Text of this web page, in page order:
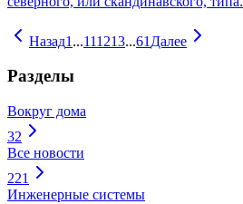
Назад1 ...111213...61 Далее
Разделы
Вокруг дома
32
Все новости
221
Инженерные системы